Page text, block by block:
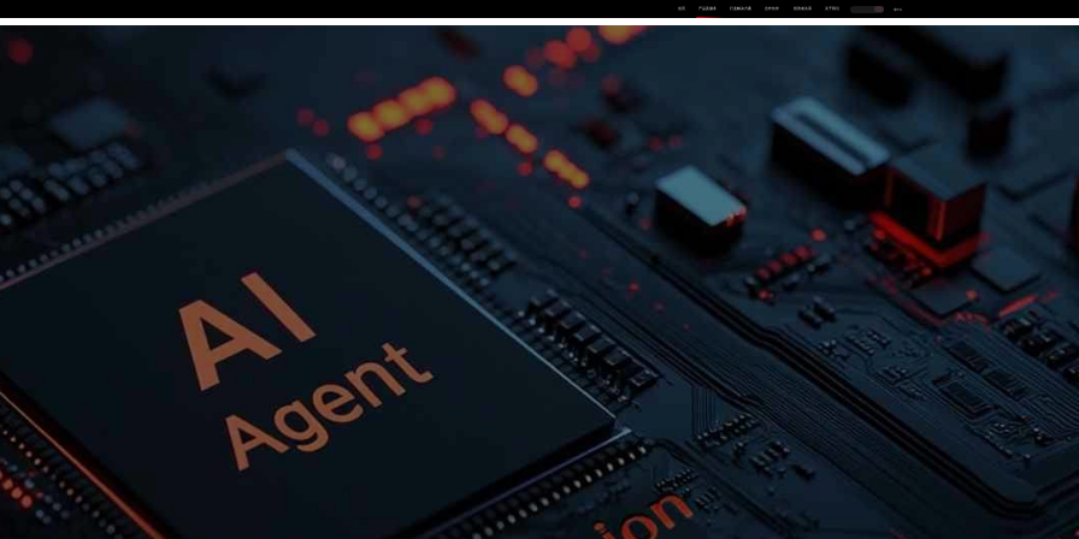
首页 产品及服务 行业解决方案 合作伙伴 投资者关系 关于我们 中EN